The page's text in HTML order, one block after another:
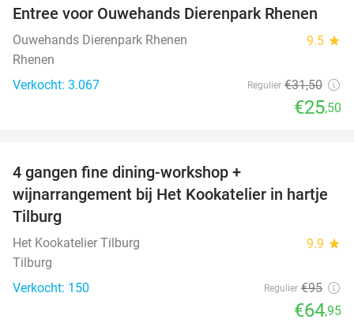
19%
Entree voor Ouwehands Dierenpark Rhenen
Ouwehands Dierenpark Rhenen 9.5 star
Rhenen
Verkocht: 3.067
Regulier €31,50
€25,50
4 gangen fine dining-workshop +
wijnarrangement bij Het Kookatelier in hartje
Tilburg
Het Kookatelier Tilburg 9.9 star
Tilburg
Verkocht: 150
Regulier €95
€64,95